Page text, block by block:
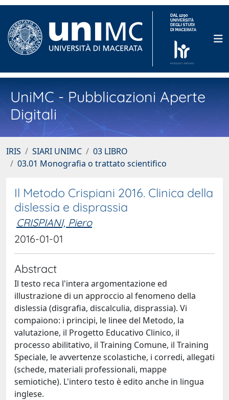
UniMC - Pubblicazioni Aperte
Digitali
IRIS SIARI UNIMC
03 LIBRO
03.01 Monografia o trattato scientifico
Il Metodo Crispiani 2016. Clinica della
dislessia e disprassia
CRISPIANI, Piero
2016-01-01
Abstract
Il testo reca l'intera argomentazione ed
illustrazione di un approccio al fenomeno della
dislessia (disgrafia, discalculia, disprassia). Vi
compaiono: i principi, le linee del Metodo, la
valutazione, il Progetto Educativo Clinico, il
processo abilitativo, il Training Comune, il Training
Speciale, le avvertenze scolastiche, i corredi, allegati
(schede, materiali professionali, mappe
semiotiche). L'intero testo è edito anche in lingua
inglese.